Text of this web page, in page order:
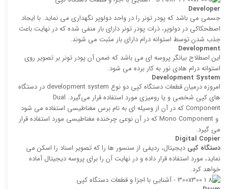
Developer
جسمی می باشد كه پودر تونر را در واحد دولوپر نگهداری می نماید. با ایجاد
اصطحکاکی در دولوپر، ذرات پودر تونر دارای بار منفی شده كه در نهایت باعث
جذب شدن توسط استوانه درام دارای بار مثبت می ‌شوند.
Development
این اصطلاح بیانگر پروسه ‌ای می باشد كه ضمن آن پودر تونر بر تصویر روی
استوانه درام هادی نور به كار‌ برده می ‌شود.
Development System
امروزه درمیان قطعات دستگاه کپی دو نوع development system در دستگاه
های کپی شخصی و یا رومیزی مورد استفاده قرار می‌گیرد. Dual
Component كه در آن از وسیله ای به نام برس مغناطیسی استفاده می‌ شود
و Mono Component كه در آن نوعی چرخنده مغناطیسی مورد استفاده قرار
می گیرد.
Digital Copier
دستگاه کپی دیجیتال، ردیفی از سنسور ها را كه تصویر اسناد را اسكن می
نماید، مورد استفاده قرار داده و در نهایت آن را برای پروسه دیجیتال آماده
خواهد کرد.